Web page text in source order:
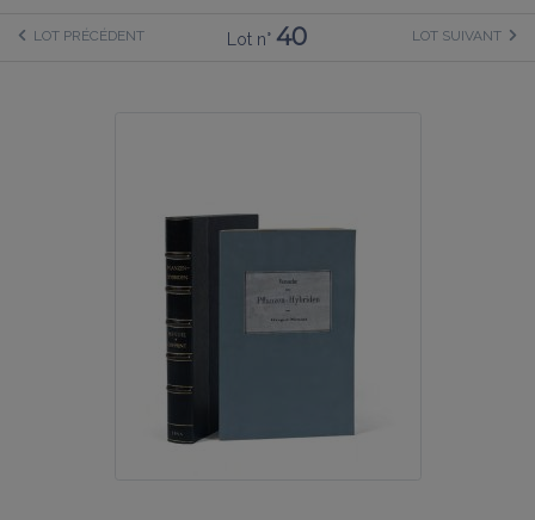
LOT PRÉCÉDENT Lot n°40 LOT SUIVANT